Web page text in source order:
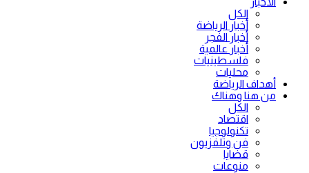
الكل
أخبار الرياضة
أخبار الفجر
أخبار عالمية
فلسطينيات
محليات
أهداف الرياضة
من هنا وهناك
الكل
اقتصاد
تكنولوجيا
فن وتلفزيون
قضايا
منوعات